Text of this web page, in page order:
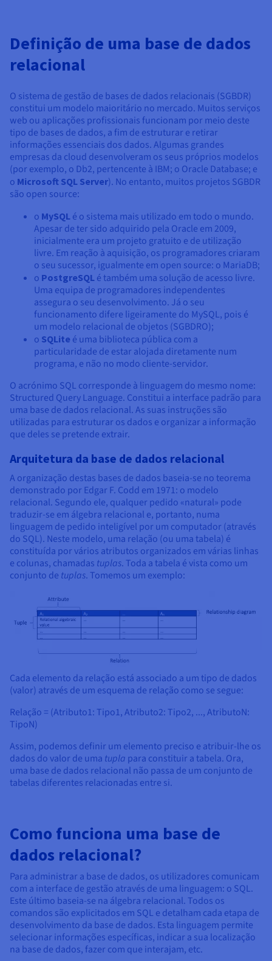
Documentação
Roadmap & Changelog
Roadmap & Changelog
Definição de uma base de dados
relacional
O sistema de gestão de bases de dados relacionais (SGBDR)
constitui um modelo maioritário no mercado. Muitos serviços
web ou aplicações profissionais funcionam por meio deste
tipo de bases de dados, a fim de estruturar e retirar
informações essenciais dos dados. Algumas grandes
empresas da cloud desenvolveram os seus próprios modelos
(por exemplo, o Db2, pertencente à IBM; o Oracle Database; e
o Microsoft SQL Server). No entanto, muitos projetos SGBDR
são open source:
o MySQL é o sistema mais utilizado em todo o mundo.
Apesar de ter sido adquirido pela Oracle em 2009,
inicialmente era um projeto gratuito e de utilização
livre. Em reação à aquisição, os programadores criaram
o seu sucessor, igualmente em open source: o MariaDB;
o PostgreSQL é também uma solução de acesso livre.
Uma equipa de programadores independentes
assegura o seu desenvolvimento. Já o seu
funcionamento difere ligeiramente do MySQL, pois é
um modelo relacional de objetos (SGBDRO);
o SQLite é uma biblioteca pública com a
particularidade de estar alojada diretamente num
programa, e não no modo cliente-servidor.
O acrónimo SQL corresponde à linguagem do mesmo nome:
Structured Query Language. Constitui a interface padrão para
uma base de dados relacional. As suas instruções são
utilizadas para estruturar os dados e organizar a informação
que deles se pretende extrair.
Arquitetura da base de dados relacional
A organização destas bases de dados baseia-se no teorema
demonstrado por Edgar F. Codd em 1971: o modelo
relacional. Segundo ele, qualquer pedido «natural» pode
traduzir-se em álgebra relacional e, portanto, numa
linguagem de pedido inteligível por um computador (através
do SQL). Neste modelo, uma relação (ou uma tabela) é
constituída por vários atributos organizados em várias linhas
e colunas, chamadas tuplas. Toda a tabela é vista como um
conjunto de tuplas. Tomemos um exemplo:
Cada elemento da relação está associado a um tipo de dados
(valor) através de um esquema de relação como se segue:
Relação = (Atributo1: Tipo1, Atributo2: Tipo2, ..., AtributoN:
TipoN)
Assim, podemos definir um elemento preciso e atribuir-lhe os
dados do valor de uma tupla para constituir a tabela. Ora,
uma base de dados relacional não passa de um conjunto de
tabelas diferentes relacionadas entre si.
Como funciona uma base de
dados relacional?
Para administrar a base de dados, os utilizadores comunicam
com a interface de gestão através de uma linguagem: o SQL.
Este último baseia-se na álgebra relacional. Todos os
comandos são explicitados em SQL e detalham cada etapa de
desenvolvimento da base de dados. Esta linguagem permite
selecionar informações específicas, indicar a sua localização
na base de dados, fazer com que interajam, etc.